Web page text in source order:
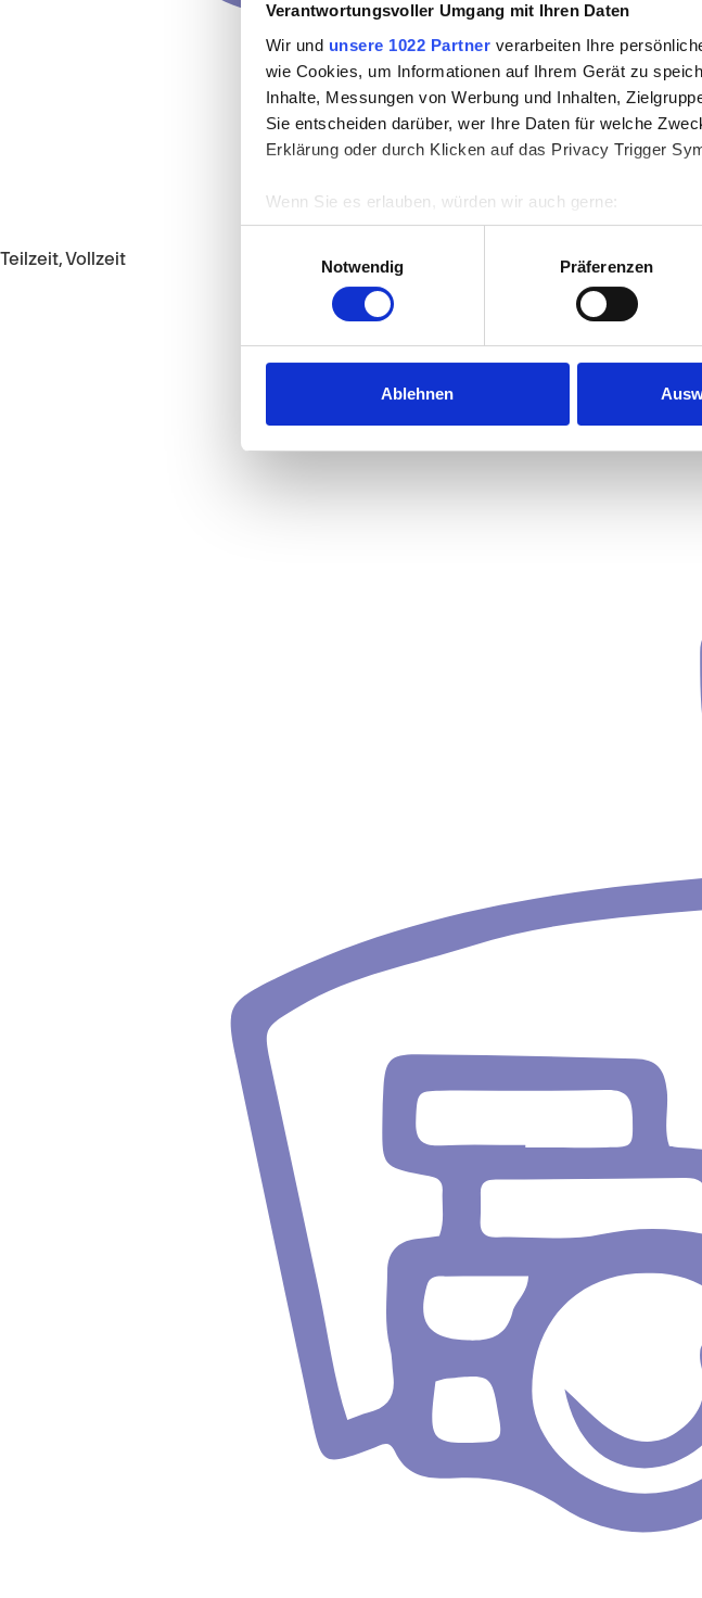
Verantwortungsvoller Umgang mit Ihren Daten
Wir und unsere 1022 Partner verarbeiten Ihre
wie Cookies, um Informationen auf Ihrem Gerät zu
Inhalte, Messungen von Werbung und Inhalten,
Sie entscheiden darüber, wer Ihre Daten für welche
Erklärung oder durch Klicken auf das Privacy Trigger
Wenn Sie es erlauben, würden wir auch gerne:
Informationen über Ihre geografische Lage
Ihr Gerät durch aktives Scannen nach
Erfahren Sie mehr darüber, wie Ihre persönlichen
Einzelheitenfest.
Wir verwenden Cookies, um Inhalte und Anzeigen zu
und die Zugriffe auf unsere Website zu analysieren.
Website an unsere Partner für soziale Medien, Werbung
Notwendig
Präferenzen
Ablehnen
Teilzeit, Vollzeit